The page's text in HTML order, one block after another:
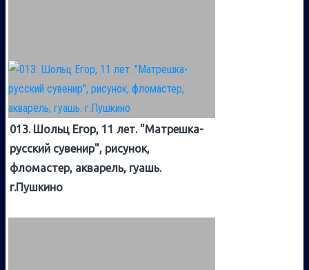
013. Шольц Егор, 11 лет. "Матрешка-
русский сувенир", рисунок,
фломастер, акварель, гуашь.
г.Пушкино